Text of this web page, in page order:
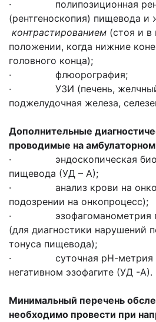
· полипозиционная
(рентгеноскопия) пищевода и
контрастированием (стоя и в
положении, когда нижние
головного конца);
· флюорография;
· УЗИ (печень, желчный
поджелудочная железа,
Дополнительные
проводимые на
· эндоскопическая
пищевода (УД – А);
· анализ крови на
подозрении на онкопроцесс);
· эзофагоманометрия
(для диагностики нарушений
тонуса пищевода);
· суточная рН-метрия
негативном эзофагите (УД -А).
Минимальный перечень
необходимо провести при